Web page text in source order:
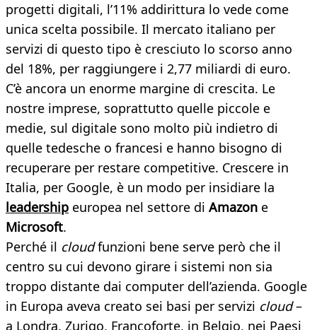
progetti digitali, l’11% addirittura lo vede come
unica scelta possibile. Il mercato italiano per
servizi di questo tipo è cresciuto lo scorso anno
del 18%, per raggiungere i 2,77 miliardi di euro.
C’è ancora un enorme margine di crescita. Le
nostre imprese, soprattutto quelle piccole e
medie, sul digitale sono molto più indietro di
quelle tedesche o francesi e hanno bisogno di
recuperare per restare competitive. Crescere in
Italia, per Google, è un modo per insidiare la
leadership europea nel settore di Amazon e
Microsoft.
Perché il cloudfunzioni bene serve però che il
centro su cui devono girare i sistemi non sia
troppo distante dai computer dell’azienda. Google
in Europa aveva creato sei basi per servizi cloud–
a Londra, Zurigo, Francoforte, in Belgio, nei Paesi